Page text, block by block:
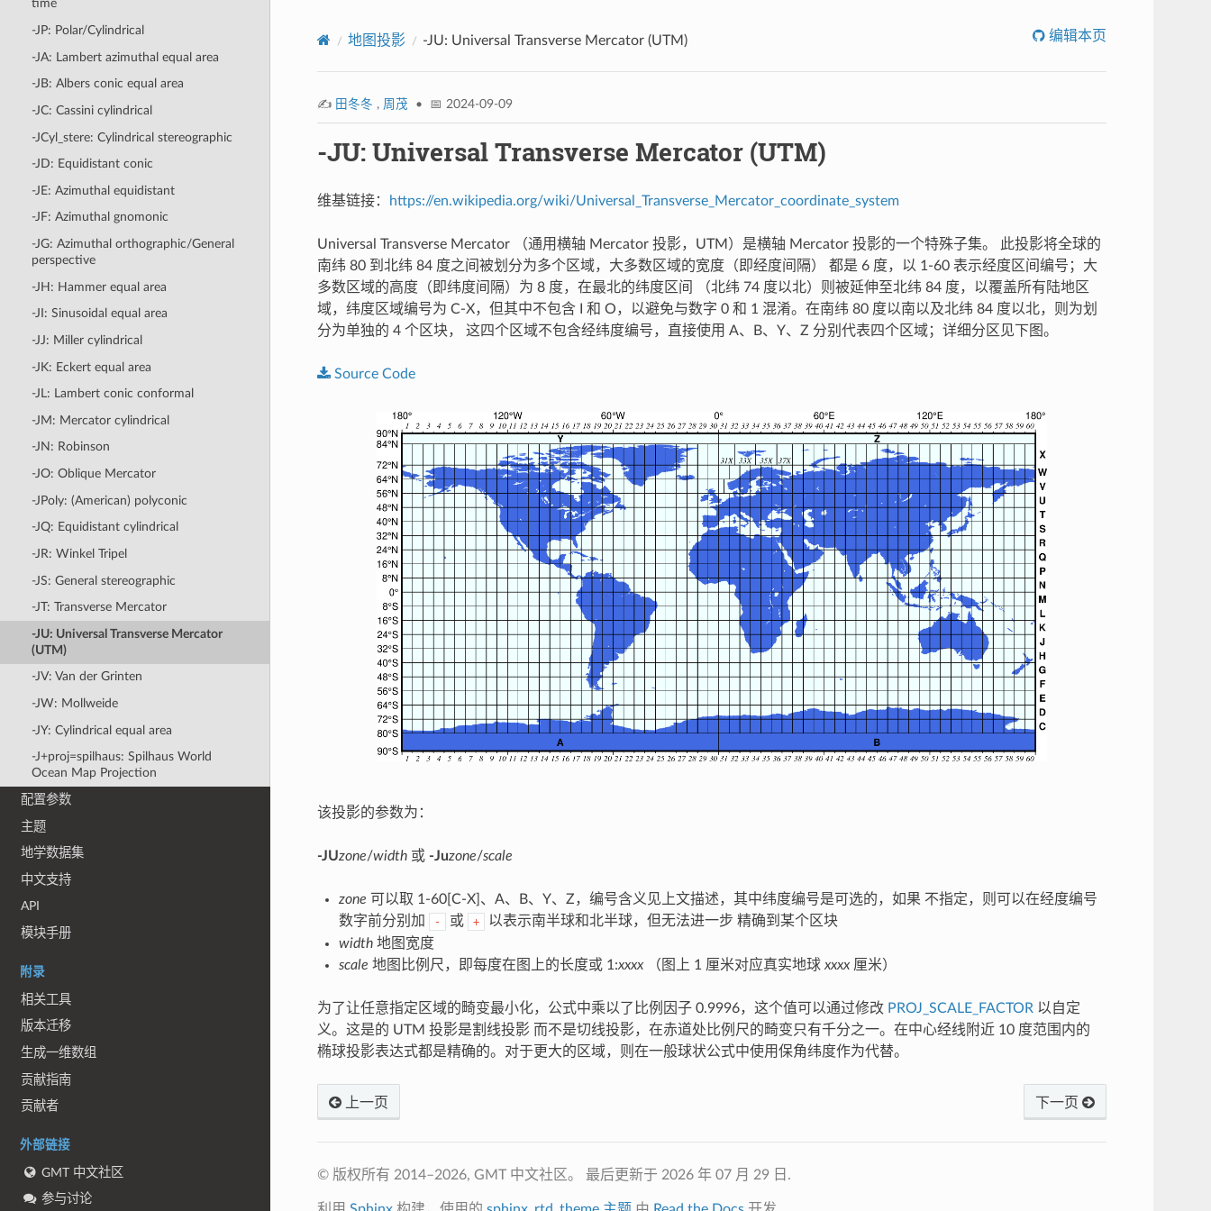
time
-JP: Polar/Cylindrical
-JA: Lambert azimuthal equal area
-JB: Albers conic equal area
-JC: Cassini cylindrical
-JCyl_stere: Cylindrical stereographic
-JD: Equidistant conic
-JE: Azimuthal equidistant
-JF: Azimuthal gnomonic
-JG: Azimuthal orthographic/General
perspective
-JH: Hammer equal area
-JI: Sinusoidal equal area
-JJ: Miller cylindrical
-JK: Eckert equal area
-JL: Lambert conic conformal
-JM: Mercator cylindrical
-JN: Robinson
-JO: Oblique Mercator
-JPoly: (American) polyconic
-JQ: Equidistant cylindrical
-JR: Winkel Tripel
-JS: General stereographic
-JT: Transverse Mercator
-JU: Universal Transverse Mercator
(UTM)
-JV: Van der Grinten
-JW: Mollweide
-JY: Cylindrical equal area
-J+proj=spilhaus: Spilhaus World
Ocean Map Projection
配置参数
主题
地学数据集
中文支持
API
模块手册
附录
相关工具
版本迁移
生成一维数组
贡献指南
贡献者
外部链接
GMT 中文社区
参与讨论
地图投影 -JU: Universal Transverse Mercator (UTM) 编辑本页
✍️ 田冬冬 , 周茂 • 📅 2024-09-09
-JU: Universal Transverse Mercator (UTM)
维基链接： https://en.wikipedia.org/wiki/Universal_Transverse_Mercator_coordinate_system
Universal Transverse Mercator （通用横轴 Mercator 投影，UTM）是横轴 Mercator 投影的一个特殊子集。 此投影将全球的
南纬 80 到北纬 84 度之间被划分为多个区域，大多数区域的宽度（即经度间隔） 都是 6 度，以 1-60 表示经度区间编号；大
多数区域的高度（即纬度间隔）为 8 度，在最北的纬度区间 （北纬 74 度以北）则被延伸至北纬 84 度，以覆盖所有陆地区
域，纬度区域编号为 C-X，但其中不包含 I 和 O，以避免与数字 0 和 1 混淆。在南纬 80 度以南以及北纬 84 度以北，则为划
分为单独的 4 个区块， 这四个区域不包含经纬度编号，直接使用 A、B、Y、Z 分别代表四个区域；详细分区见下图。
Source Code
该投影的参数为：
-JUzone/width或 -Juzone/scale
zone 可以取 1-60[C-X]、A、B、Y、Z，编号含义见上文描述，其中纬度编号是可选的，如果 不指定，则可以在经度编号
数字前分别加
- 或 +
以表示南半球和北半球，但无法进一步 精确到某个区块
width地图宽度
scale 地图比例尺，即每度在图上的长度或 1:xxxx（图上 1 厘米对应真实地球 xxxx厘米）
为了让任意指定区域的畸变最小化，公式中乘以了比例因子 0.9996，这个值可以通过修改 PROJ_SCALE_FACTOR 以自定
义。这是的 UTM 投影是割线投影 而不是切线投影，在赤道处比例尺的畸变只有千分之一。在中心经线附近 10 度范围内的
椭球投影表达式都是精确的。对于更大的区域，则在一般球状公式中使用保角纬度作为代替。
上一页 下一页
© 版权所有 2014–2026, GMT 中文社区。 最后更新于 2026 年 07 月 29 日.